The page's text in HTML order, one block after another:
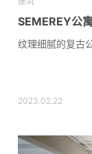
SEMEREY公
纹理细腻的复古
2023.02.22